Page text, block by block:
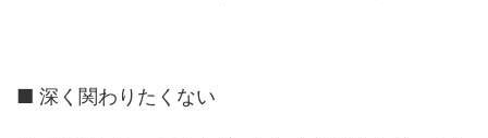
■ 深く関わりたくない